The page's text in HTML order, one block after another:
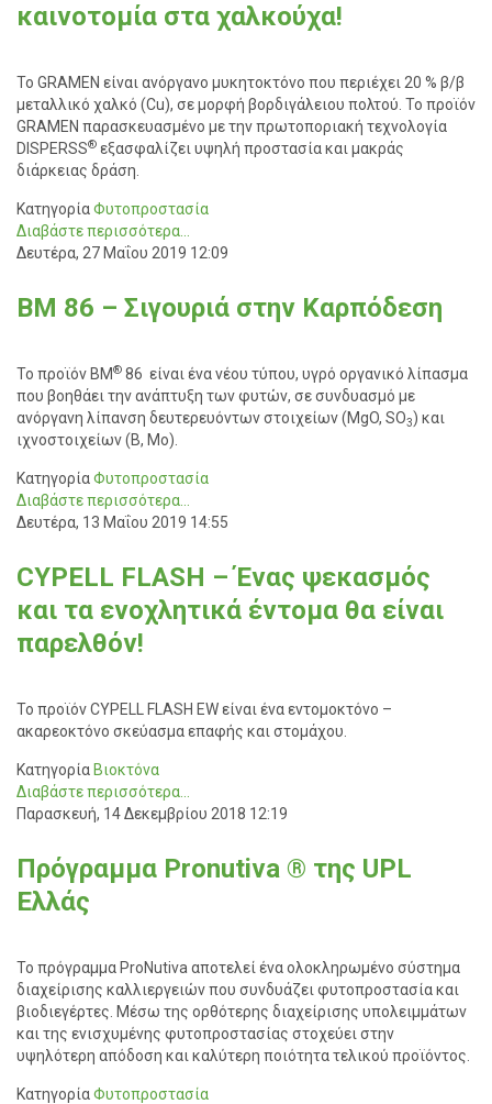
καινοτομία στα χαλκούχα!
Το GRAMEN είναι ανόργανο μυκητοκτόνο που περιέχει 20 % β/β
μεταλλικό χαλκό (Cu), σε μορφή βορδιγάλειου πολτού. Το προϊόν
GRAMEN παρασκευασμένο με την πρωτοποριακή τεχνολογία
DISPERSS® εξασφαλίζει υψηλή προστασία και μακράς
διάρκειας δράση.
ΚατηγορίαΦυτοπροστασία
Διαβάστε περισσότερα...
Δευτέρα, 27 Μαΐου 2019 12:09
BM 86 – Σιγουριά στην Καρπόδεση
Το προϊόν BM® 86 είναι ένα νέου τύπου, υγρό οργανικό λίπασμα
που βοηθάει την ανάπτυξη των φυτών, σε συνδυασμό με
ανόργανη λίπανση δευτερευόντων στοιχείων (MgO, SO3) και
ιχνοστοιχείων (B, Mo).
ΚατηγορίαΦυτοπροστασία
Διαβάστε περισσότερα...
Δευτέρα, 13 Μαΐου 2019 14:55
CYPELL FLASH – Ένας ψεκασμός
και τα ενοχλητικά έντομα θα είναι
παρελθόν!
Το προϊόν CYPELL FLASH EW είναι ένα εντομοκτόνο –
ακαρεοκτόνο σκεύασμα επαφής και στομάχου.
Κατηγορία Βιοκτόνα
Διαβάστε περισσότερα...
Παρασκευή, 14 Δεκεμβρίου 2018 12:19
Πρόγραμμα Pronutiva ® της UPL
Ελλάς
Το πρόγραμμα ProNutiva αποτελεί ένα ολοκληρωμένο σύστημα
διαχείρισης καλλιεργειών που συνδυάζει φυτοπροστασία και
βιοδιεγέρτες. Μέσω της ορθότερης διαχείρισης υπολειμμάτων
και της ενισχυμένης φυτοπροστασίας στοχεύει στην
υψηλότερη απόδοση και καλύτερη ποιότητα τελικού προϊόντος.
ΚατηγορίαΦυτοπροστασία